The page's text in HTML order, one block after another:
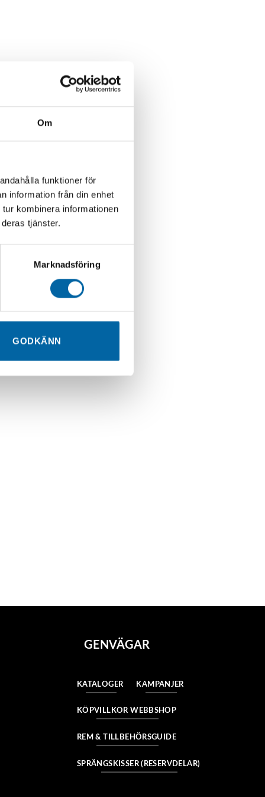
Om
funktioner för
information från din enhet
kombinera informationen
tjänster.
Marknadsföring
GODKÄNN
GENVÄGAR
KATALOGER KAMPANJER
KÖPVILLKOR WEBBSHOP
REM & TILLBEHÖRSGUIDE
SPRÄNGSKISSER (RESERVDELAR)